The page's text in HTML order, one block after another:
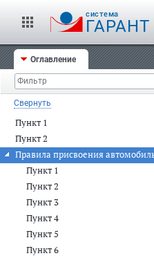
cистема
ГАРАНТ
Оглавление
Свернуть
Пункт 1
Пункт 2
Правила присвоения
Пункт 1
Пункт 2
Пункт 3
Пункт 4
Пункт 5
Пункт 6